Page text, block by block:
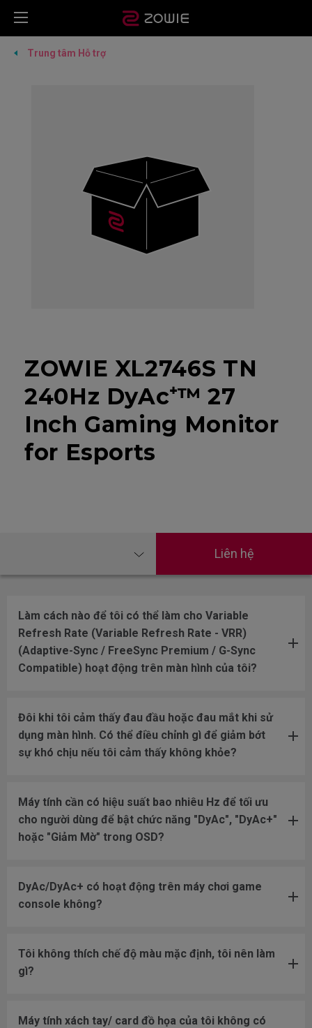
Trung tâm Hỗ trợ
ZOWIE XL2746S TN
240Hz DyAc⁺™ 27
Inch Gaming Monitor
for Esports
Liên hệ
Làm cách nào để tôi có thể làm cho Variable
Refresh Rate (Variable Refresh Rate - VRR)
(Adaptive-Sync / FreeSync Premium / G-Sync
Compatible) hoạt động trên màn hình của tôi?
Đôi khi tôi cảm thấy đau đầu hoặc đau mắt khi sử
dụng màn hình. Có thể điều chỉnh gì để giảm bớt
sự khó chịu nếu tôi cảm thấy không khỏe?
Máy tính cần có hiệu suất bao nhiêu Hz để tối ưu
cho người dùng để bật chức năng "DyAc", "DyAc+"
hoặc "Giảm Mờ" trong OSD?
DyAc/DyAc+ có hoạt động trên máy chơi game
console không?
Tôi không thích chế độ màu mặc định, tôi nên làm
gì?
Máy tính xách tay/ card đồ họa của tôi không có